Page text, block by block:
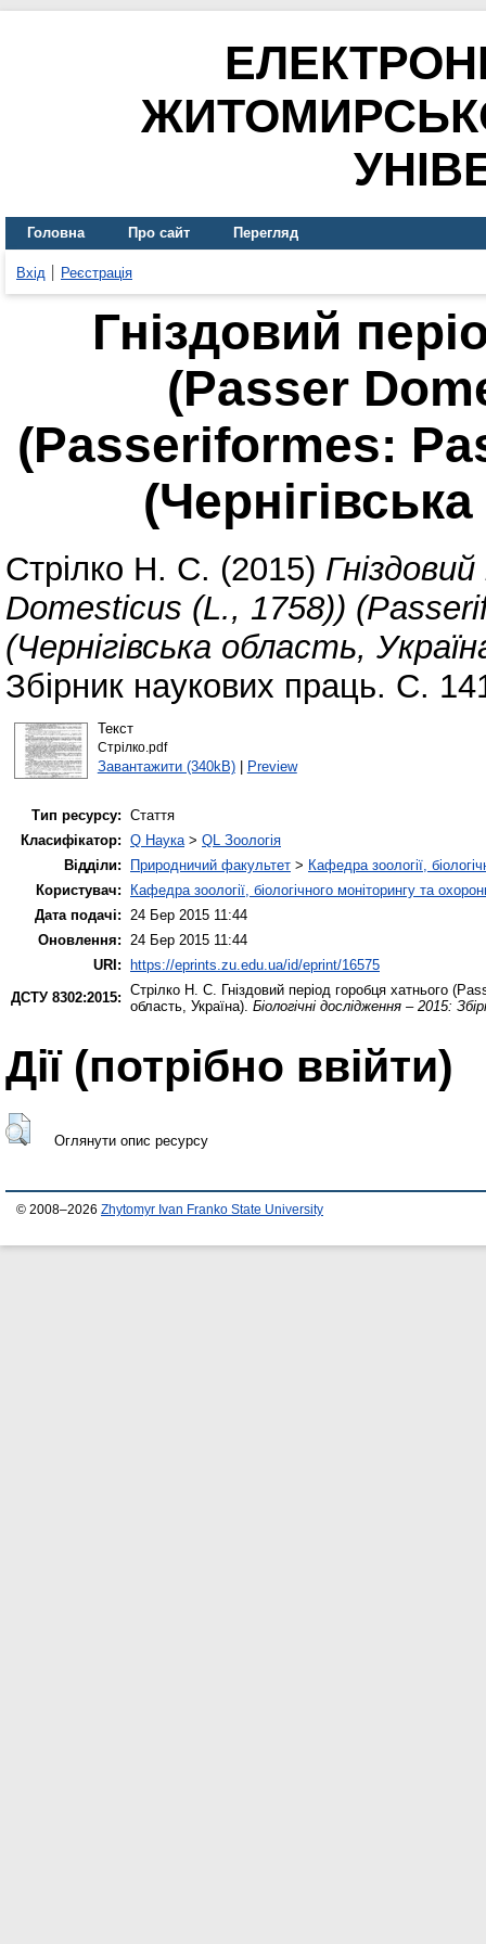
Головна Про сайт Перегляд
Вхід Реєстрація
Гніздовий
(Passer
(Passeriformes:
Стрілко Н. С. (2015)
Domesticus (L., 1758))
(Чернігівська область,
Збірник наукових праць. С.
Текст
Стрілко.pdf
Завантажити (340kB)| Preview
Тип ресурсу: Стаття
Класифікатор: Q Наука> QL Зоологія
Відділи:
Природничий факультет > Кафедра зоології,
Користувач:
Кафедра зоології, біологічного моніторингу та
Дата подачі: 24 Бер 2015 11:44
Оновлення: 24 Бер 2015 11:44
URI:
https://eprints.zu.edu.ua/id/eprint/16575
ДСТУ 8302:2015: Стрілко Н. С. Гніздовий період горобця хатнього
область, Україна). Біологічні дослідження – 2015:
Дії ​​(потрібно ввійти)
Оглянути опис ресурсу
© 2008–2026 Zhytomyr Ivan Franko State University